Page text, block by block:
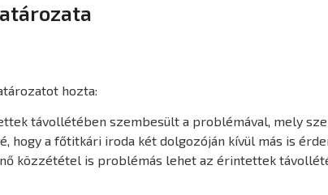
hozta:
távollétében szembesült a problémával, mely
hogy a főtitkári iroda két dolgozóján kívül más is
közzététel is problémás lehet az érintettek